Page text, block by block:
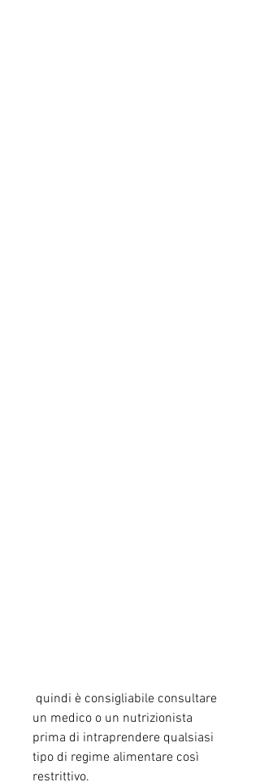
un medico o un nutrizionista
prima di intraprendere qualsiasi
tipo di regime alimentare così
restrittivo.